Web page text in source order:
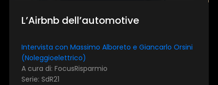
L’Airbnb dell’automotive
Intervista con Massimo Alboreto e Giancarlo Orsini
(Noleggioelettrico)
A cura di: FocusRisparmio
Serie: SdR21